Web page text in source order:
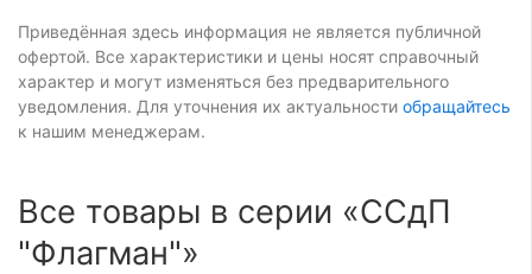
Приведённая здесь информация не является публичной
офертой. Все характеристики и цены носят справочный
характер и могут изменяться без предварительного
уведомления. Для уточнения их актуальности обращайтесь
к нашим менеджерам.
Все товары в серии «ССдП
"Флагман"»